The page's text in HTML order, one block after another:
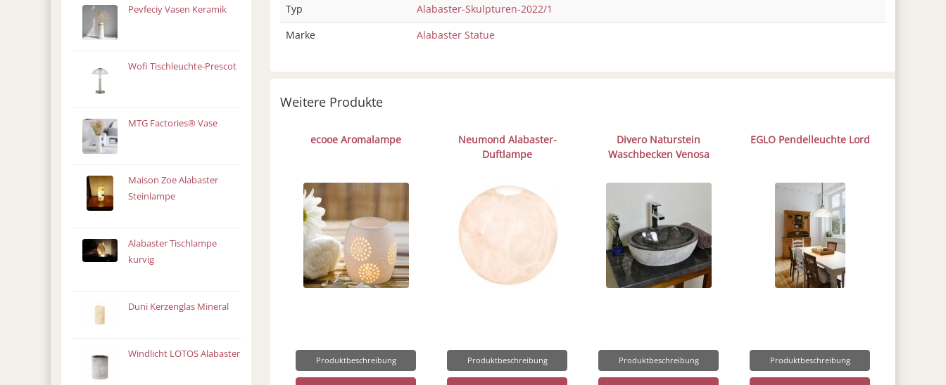
Pevfeciy Vasen Keramik
Wofi Tischleuchte-Prescot
MTG Factories® Vase
Maison Zoe Alabaster
Steinlampe
Alabaster Tischlampe
kurvig
Duni Kerzenglas Mineral
Windlicht LOTOS Alabaster
Typ
Alabaster-Skulpturen-2022/1
Marke
Alabaster Statue
Weitere Produkte
ecooe Aromalampe
Produktbeschreibung
Neumond Alabaster-
Duftlampe
Produktbeschreibung
Divero Naturstein
Waschbecken Venosa
Produktbeschreibung
EGLO Pendelleuchte Lord
Produktbeschreibung